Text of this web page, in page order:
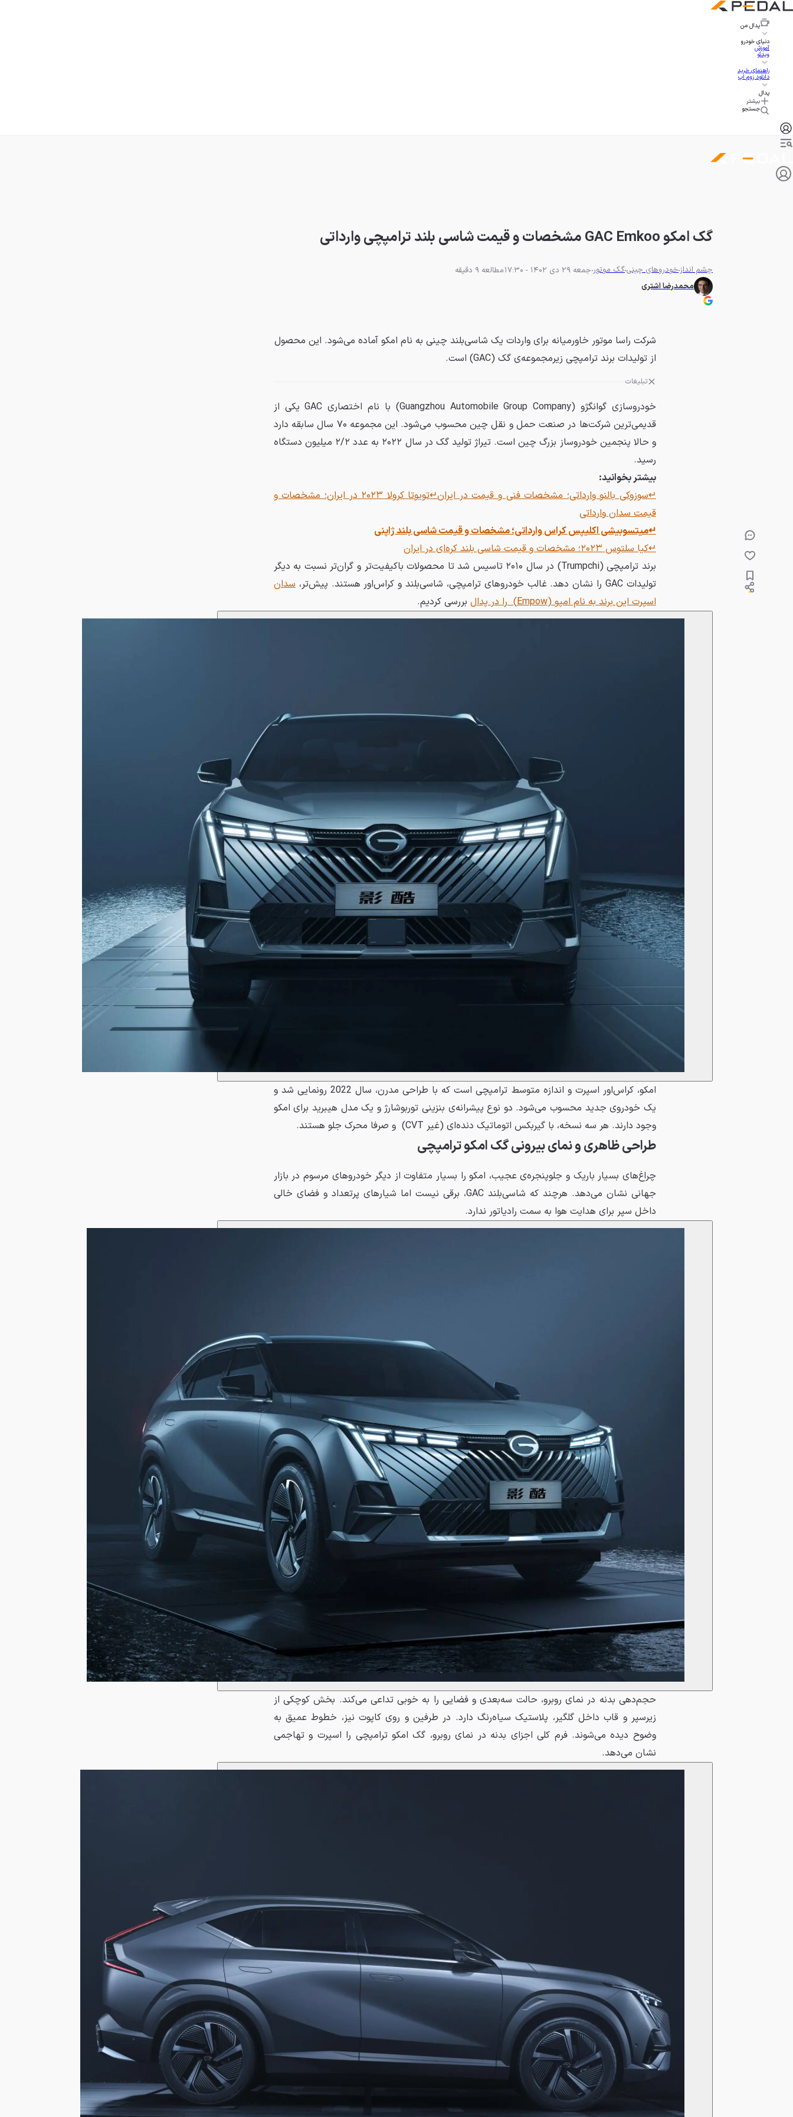
پدال من
دنیای خودرو
آموزش
ویدئو
راهنمای خرید
دانلود زوم اپ
پدال
بیشتر
جستجو
گک امکو GAC Emkoo مشخصات و قیمت شاسی بلند ترامپچی وارداتی
چشم اندازخودروهای چینیگک موتور جمعه 29 دی 1402 - 17:30
مطالعه 9 دقیقه
محمدرضا اشتری
شرکت راسا موتور خاورمیانه برای واردات یک شاسی‌بلند چینی به نام امکو آماده می‌شود. این محصول
از تولیدات برند ترامپچی زیرمجموعه‌ی گک (GAC) است.
تبلیغات
خودروسازی گوانگژو (Guangzhou Automobile Group Company) با نام اختصاری GAC یکی از
قدیمی‌ترین شرکت‌ها در صنعت حمل و نقل چین محسوب می‌شود. این مجموعه ۷۰ سال سابقه دارد
و حالا پنجمین خودروساز بزرگ چین است. تیراژ تولید گک در سال ۲۰۲۲ به عدد ۲/۲ میلیون دستگاه
رسید.
بیشتر بخوانید:
↵سوزوکی بالنو وارداتی؛ مشخصات فنی و قیمت در ایران↵
تویوتا کرولا ۲۰۲۳ در ایران؛ مشخصات و
قیمت سدان وارداتی
↵میتسوبیشی اکلیپس کراس وارداتی؛ مشخصات و قیمت شاسی بلند ژاپنی
↵کیا سلتوس ۲۰۲۳؛ مشخصات و قیمت شاسی بلند کره‌ای در ایران
برند ترامپچی (Trumpchi) در سال ۲۰۱۰ تاسیس شد تا محصولات باکیفیت‌تر و گران‌تر نسبت به دیگر
تولیدات GAC را نشان دهد. غالب خودروهای ترامپچی، شاسی‌بلند و کراس‌اور هستند. پیش‌تر،
سدان
اسپرت این برند به نام امپو (Empow) را در پدال
بررسی کردیم.
امکو، کراس‌اور اسپرت و اندازه متوسط ترامپچی است که با طراحی مدرن، سال 2022 رونمایی شد و
یک خودروی جدید محسوب می‌شود. دو نوع پیشرانه‌ی بنزینی توربوشارژ و یک مدل هیبرید برای امکو
وجود دارند. هر سه نسخه، با گیربکس اتوماتیک دنده‌ای (غیر CVT) و صرفا محرک جلو هستند.
طراحی ظاهری و نمای بیرونی گک امکو ترامپچی
چراغ‌های بسیار باریک و جلوپنجره‌ی عجیب، امکو را بسیار متفاوت از دیگر خودروهای مرسوم در بازار
جهانی نشان می‌دهد. هرچند که شاسی‌بلند GAC، برقی نیست اما شیارهای پرتعداد و فضای خالی
داخل سپر برای هدایت هوا به سمت رادیاتور ندارد.
حجم‌دهی بدنه در نمای روبرو، حالت سه‌بعدی و فضایی را به خوبی تداعی می‌کند. بخش کوچکی از
زیرسپر و قاب داخل گلگیر، پلاستیک سیاه‌رنگ دارد. در طرفین و روی کاپوت نیز، خطوط عمیق به
وضوح دیده می‌شوند. فرم کلی اجزای بدنه در نمای روبرو، گک امکو ترامپچی را اسپرت و تهاجمی
نشان می‌دهد.